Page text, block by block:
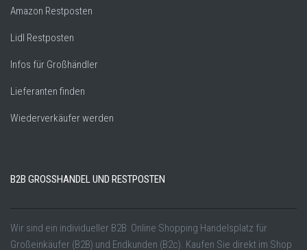
Amazon Restposten
Lidl Restposten
Infos für Großhändler
Lieferanten finden
Wiederverkäufer werden
B2B GROSSHANDEL UND RESTPOSTEN
Wir sind ein individueller B2B Online Shopping Handelsplatz für
Großeinkäufer (B2B) und Endkunden (B2c). Kaufen Sie direkt im Shop